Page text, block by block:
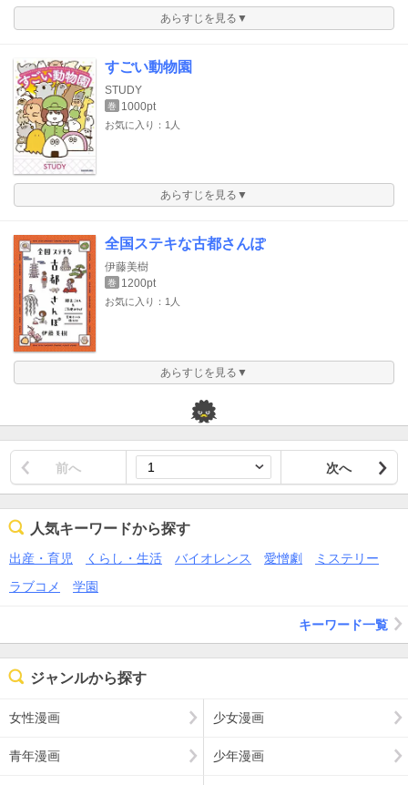
あらすじを見る▼
すごい動物園
STUDY
巻 1000pt
お気に入り：1人
あらすじを見る▼
全国ステキな古都さんぽ
伊藤美樹
巻 1200pt
お気に入り：1人
あらすじを見る▼
前へ 次へ
人気キーワードから探す
出産・育児 くらし・生活 バイオレンス 愛憎劇
ミステリー
ラブコメ
学園
キーワード一覧
ジャンルから探す
女性漫画 少女漫画
青年漫画 少年漫画